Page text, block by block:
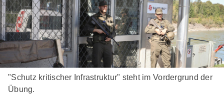
"Schutz kritischer Infrastruktur" steht im Vordergrund der
Übung.